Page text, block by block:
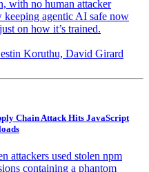
with no human attacker
agentic AI safe now
on how it’s trained.
Koruthu, David Girard
Chain Attack Hits JavaScript
attackers used stolen npm
containing a phantom